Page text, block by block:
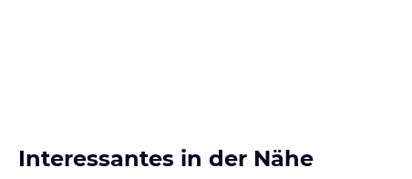
Interessantes in der Nähe